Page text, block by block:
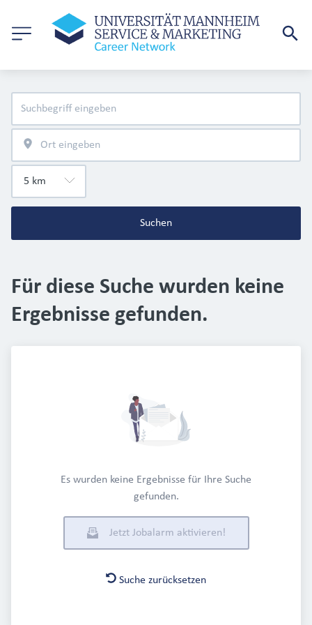
Suchen
Für diese Suche wurden keine
Ergebnisse gefunden.
Es wurden keine Ergebnisse für Ihre Suche
gefunden.
Jetzt Jobalarm aktivieren!
Suche zurücksetzen